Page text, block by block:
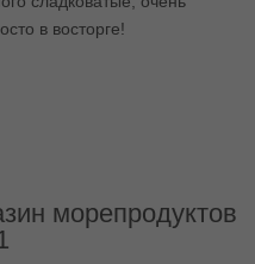
в восторге!
морепродуктов